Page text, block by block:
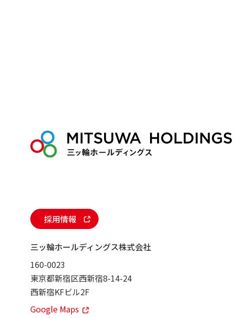
ジ
送
採用情報
三ッ輪ホールディングス株式会社
160-0023
東京都新宿区西新宿8-14-24
西新宿KFビル2F
Google Maps